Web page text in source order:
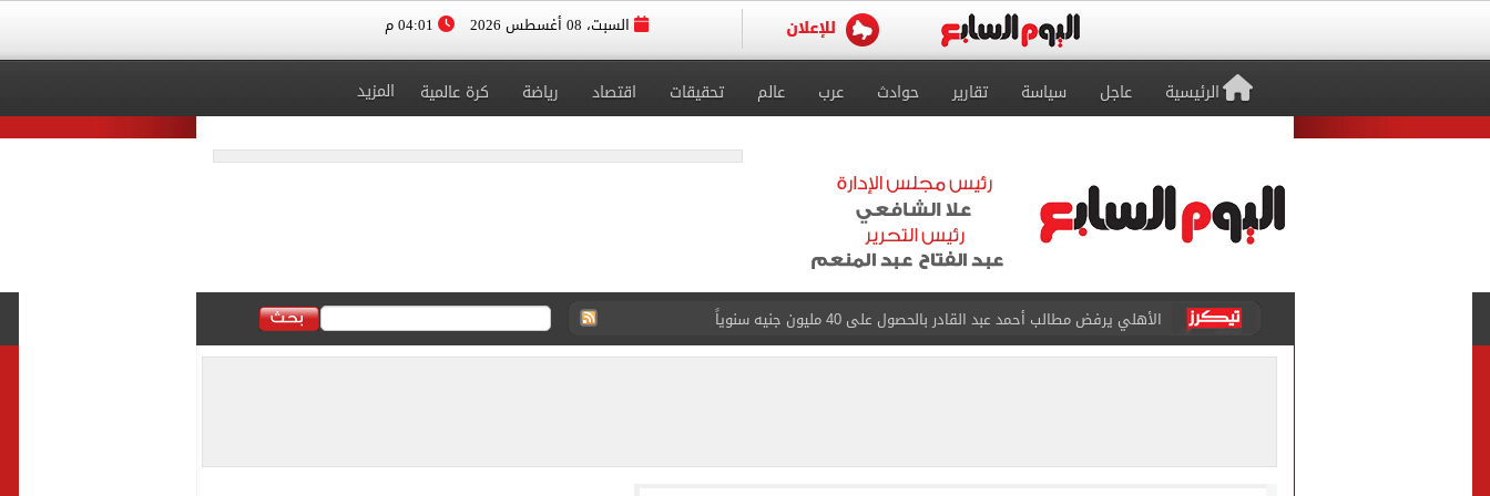
السبت، 08 أغسطس 2026
الرئيسية عاجل سياسة تقارير حوادث عرب عالم تحقيقات اقتصاد رياضة كرة عالمية المزيد
حقيقة خلاف معتمد جمال وعبد الناصر محمد فى الزمالك بسبب المباريات الودية
كاف يمنح مصر حق استضافة أمم أفريقيا تحت 23 عاماً 2027
الإسكان: طرح فرص استثمارية متنوعة من خلال منصتى الاستثمار المصري والأجنبي